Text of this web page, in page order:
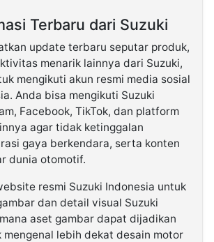
Terbaru dari Suzuki
update terbaru seputar produk,
menarik lainnya dari Suzuki,
mengikuti akun resmi media sosial
Anda bisa mengikuti Suzuki
Facebook, TikTok, dan platform
agar tidak ketinggalan
gaya berkendara, serta konten
dunia otomotif.
resmi Suzuki Indonesia untuk
dan detail visual Suzuki
aset gambar dapat dijadikan
mengenal lebih dekat desain motor